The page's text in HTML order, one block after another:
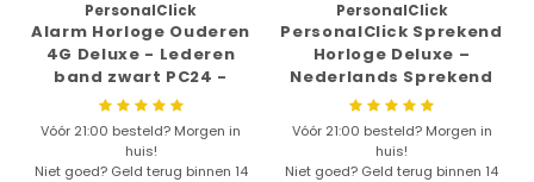
PersonalClick
Alarm Horloge Ouderen
4G Deluxe - Lederen
band zwart PC24 -
Vóór 21:00 besteld? Morgen in
huis!
Niet goed? Geld terug binnen 14
PersonalClick
PersonalClick Sprekend
Horloge Deluxe –
Nederlands Sprekend
Horloge voor
Slechtzienden & Blinden
– Spreekt Tijd en Datum
– Rekbare Band – Zilver
Vóór 21:00 besteld? Morgen in
huis!
Niet goed? Geld terug binnen 14